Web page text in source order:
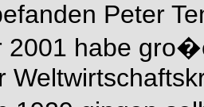
Peter
2001 habe